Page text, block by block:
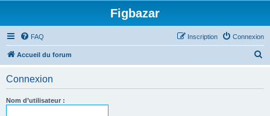
Figbazar
FAQ Connexion
Inscription
Accueil du forum
Connexion
Nom d’utilisateur :